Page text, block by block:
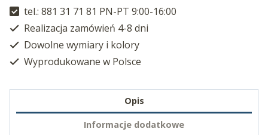
tel.: 881 31 71 81 PN-PT 9:00-16:00
Realizacja zamówień 4-8 dni
Dowolne wymiary i kolory
Wyprodukowane w Polsce
Opis
Informacje dodatkowe